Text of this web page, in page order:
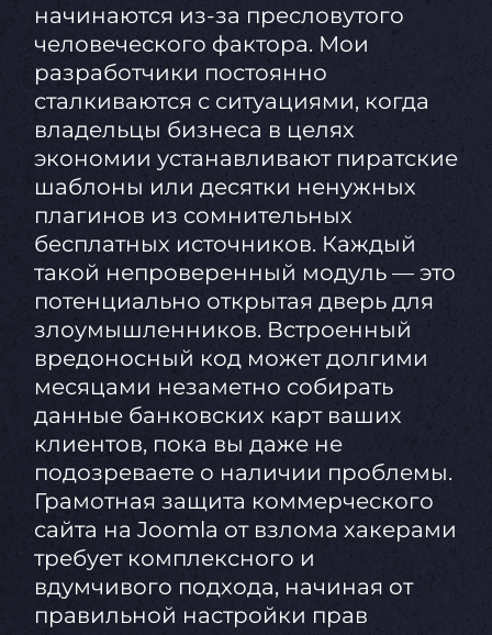
начинаются из-за пресловутого
человеческого фактора. Мои
разработчики постоянно
сталкиваются с ситуациями, когда
владельцы бизнеса в целях
экономии устанавливают пиратские
шаблоны или десятки ненужных
плагинов из сомнительных
бесплатных источников. Каждый
такой непроверенный модуль — это
потенциально открытая дверь для
злоумышленников. Встроенный
вредоносный код может долгими
месяцами незаметно собирать
данные банковских карт ваших
клиентов, пока вы даже не
подозреваете о наличии проблемы.
Грамотная защита коммерческого
сайта на Joomla от взлома хакерами
требует комплексного и
вдумчивого подхода, начиная от
правильной настройки прав